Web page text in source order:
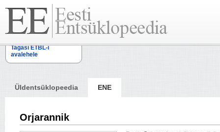
Tagasi ETBL-i
avalehele
Üldentsüklopeedia ENE
Orjarannik